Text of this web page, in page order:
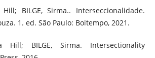
Hill; BILGE, Sirma.. Interseccionalidade.
1. ed. São Paulo: Boitempo, 2021.
Hill; BILGE, Sirma. Intersectionality